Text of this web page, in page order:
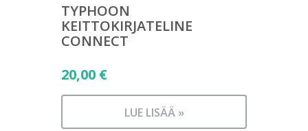
TYPHOON
KEITTOKIRJATELINE
CONNECT
20,00 €
LUE LISÄÄ »